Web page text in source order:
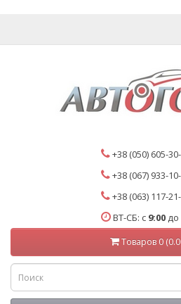
+38 (050) 605-
+38 (067) 933-
+38 (063) 117-
ВТ-СБ: с 9:00 до
Товаров 0